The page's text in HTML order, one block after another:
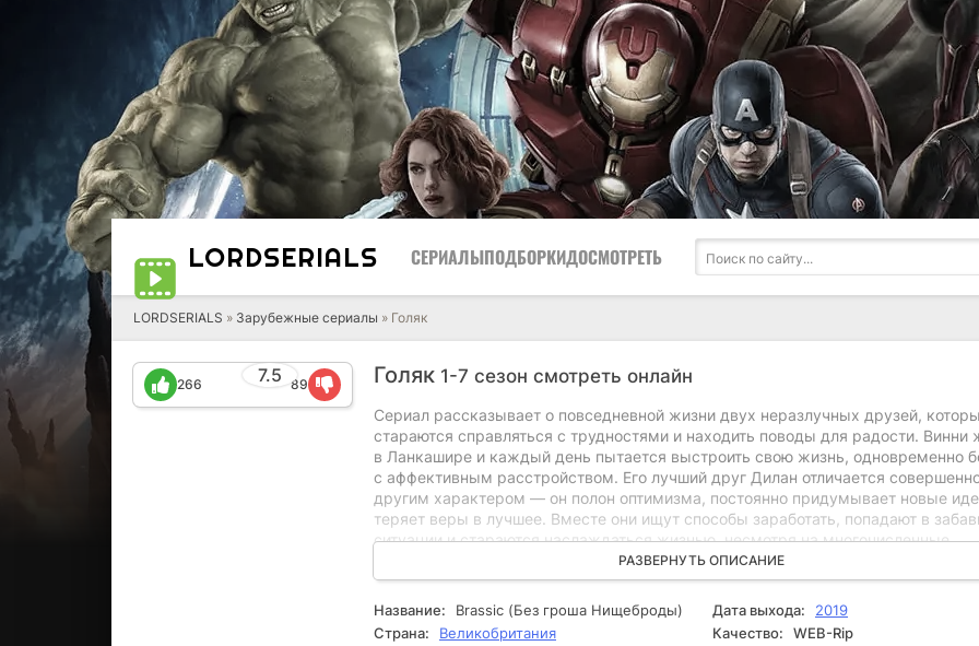
LORDSERIALS СЕРИАЛЫПОДБОРКИДОСМОТРЕТЬ
LORDSERIALS » Зарубежные сериалы » Голяк
Голяк 1-7 сезон смотреть онлайн
7.5
266 89
Сериал рассказывает о повседневной жизни двух неразлучных друзей,
стараются справляться с трудностями и находить поводы для радости. Винни
в Ланкашире и каждый день пытается выстроить свою жизнь, одновременно
с аффективным расстройством. Его лучший друг Дилан отличается
другим характером — он полон оптимизма, постоянно придумывает новые
теряет веры в лучшее. Вместе они ищут способы заработать, попадают в
ситуации и стараются наслаждаться жизнью, несмотря на многочисленные
проблемы. Их крепкая дружба помогает героям преодолевать любые
никогда не оставаться в одиночестве.
РАЗВЕРНУТЬ ОПИСАНИЕ
Название: Brassic (Без гроша Нищеброды) Дата выхода:
2019
Страна:
Великобритания Качество:
WEB-Rip